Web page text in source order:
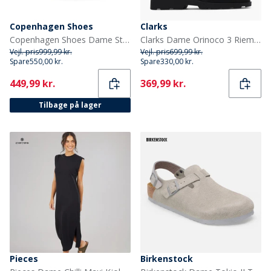
Copenhagen Shoes
Copenhagen Shoes Dame Støvler Der Ligner Dig 0241 Cognac
Vejl. pris999,99 kr.
Spare550,00 kr.
Current
449,99 kr.
Tilbage på lager
Clarks
Clarks Dame Orinoco 3 Riem Sandaler Tan Leather
Vejl. pris699,99 kr.
Spare330,00 kr.
Current
369,99 kr.
Pieces
Birkenstock